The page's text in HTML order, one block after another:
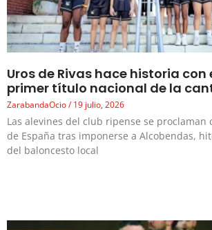
Uros de Rivas hace historia con
primer título nacional de la
ZarabandaOcio 19 julio, 2026
Las alevines del club ripense se proclaman
de España tras imponerse a Alcobendas,
del baloncesto local